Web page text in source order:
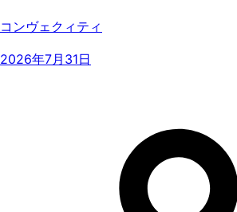
コンヴェクィティ
2026年7月31日